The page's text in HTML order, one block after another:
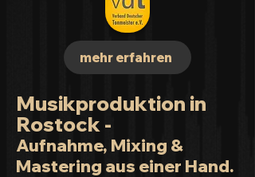
mehr erfahren
Musikproduktion in
Rostock -
Aufnahme, Mixing &
Mastering aus einer Hand.